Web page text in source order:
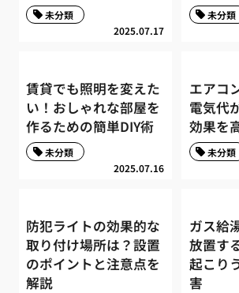
2025.07.17
未分類 未分類
賃貸でも照明を変えた
い！おしゃれな部屋を
作るための簡単DIY術
2025.07.16
未分類
エアコ
電気代
効果を
未分類
防犯ライトの効果的な
取り付け場所は？設置
のポイントと注意点を
解説
ガス給
放置す
起こり
害